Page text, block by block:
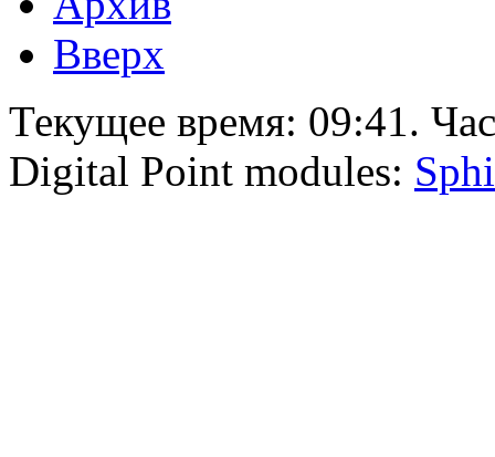
Вверх
Текущее время: 09:41.
Digital Point modules: